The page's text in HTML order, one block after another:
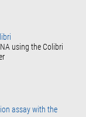
using the Colibri
assay with the